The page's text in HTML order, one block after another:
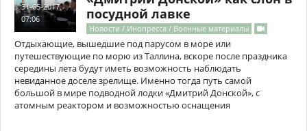
31-05-2017,
07:06
посудной лавке
Новости / Инопресса / Военные материалы
Отдыхающие, вышедшие под парусом в море или
путешествующие по морю из Таллина, вскоре после праздника
середины лета будут иметь возможность наблюдать
невиданное доселе зрелище. Именно тогда путь самой
большой в мире подводной лодки «Дмитрий Донской», с
атомным реактором и возможностью оснащения